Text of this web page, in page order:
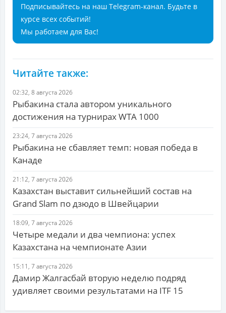
Подписывайтесь на наш Telegram-канал. Будьте в
курсе всех событий!
Мы работаем для Вас!
Читайте также:
02:32, 8 августа 2026
Рыбакина стала автором уникального
достижения на турнирах WTA 1000
23:24, 7 августа 2026
Рыбакина не сбавляет темп: новая победа в
Канаде
21:12, 7 августа 2026
Казахстан выставит сильнейший состав на
Grand Slam по дзюдо в Швейцарии
18:09, 7 августа 2026
Четыре медали и два чемпиона: успех
Казахстана на чемпионате Азии
15:11, 7 августа 2026
Дамир Жалгасбай вторую неделю подряд
удивляет своими результатами на ITF 15